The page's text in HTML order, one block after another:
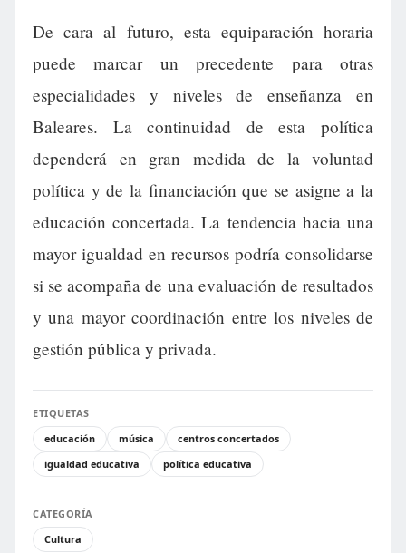
De cara al futuro, esta equiparación horaria
puede marcar un precedente para otras
especialidades y niveles de enseñanza en
Baleares. La continuidad de esta política
dependerá en gran medida de la voluntad
política y de la financiación que se asigne a la
educación concertada. La tendencia hacia una
mayor igualdad en recursos podría consolidarse
si se acompaña de una evaluación de resultados
y una mayor coordinación entre los niveles de
gestión pública y privada.
ETIQUETAS
educación
música
centros concertados
igualdad educativa
política educativa
CATEGORÍA
Cultura